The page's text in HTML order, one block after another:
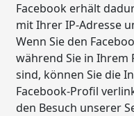
Facebook erhält
mit Ihrer IP-Adresse
Wenn Sie den
während Sie in Ihrem
sind, können Sie die
Facebook-Profil
den Besuch unserer